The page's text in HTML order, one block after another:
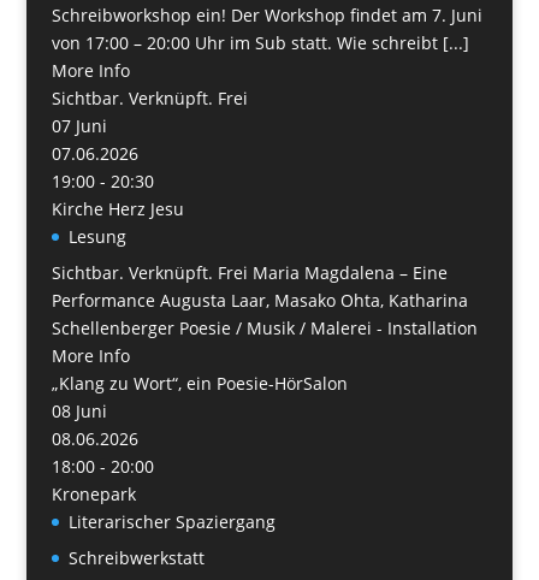
Schreibworkshop ein! Der Workshop findet am 7. Juni
von 17:00 – 20:00 Uhr im Sub statt. Wie schreibt [...]
More Info
Sichtbar. Verknüpft. Frei
07 Juni
07.06.2026
19:00 - 20:30
Kirche Herz Jesu
Lesung
Sichtbar. Verknüpft. Frei Maria Magdalena – Eine
Performance Augusta Laar, Masako Ohta, Katharina
Schellenberger Poesie / Musik / Malerei - Installation
More Info
„Klang zu Wort“, ein Poesie-HörSalon
08 Juni
08.06.2026
18:00 - 20:00
Kronepark
Literarischer Spaziergang
Schreibwerkstatt